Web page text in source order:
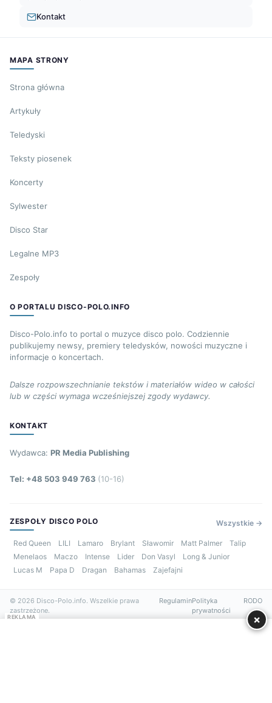
Kontakt
MAPA STRONY
Strona główna
Artykuły
Teledyski
Teksty piosenek
Koncerty
Sylwester
Disco Star
Legalne MP3
Zespoły
O PORTALU DISCO-POLO.INFO
Disco-Polo.info to portal o muzyce disco polo. Codziennie
publikujemy newsy, premiery teledysków, nowości muzyczne i
informacje o koncertach.
Dalsze rozpowszechnianie tekstów i materiałów wideo w całości
lub w części wymaga wcześniejszej zgody wydawcy.
KONTAKT
Wydawca: PR Media Publishing
Tel: +48 503 949 763 (10-16)
ZESPOŁY DISCO POLO Wszystkie →
Red Queen LILI Lamaro Brylant Sławomir Matt Palmer
Talip
Menelaos
Maczo Intense Lider Don Vasyl
Long & Junior
Lucas M
Papa D Dragan Bahamas Zajefajni
© 2026 Disco-Polo.info. Wszelkie prawa
zastrzeżone.
RegulaminPolityka
prywatności
RODO
REKLAMA ×